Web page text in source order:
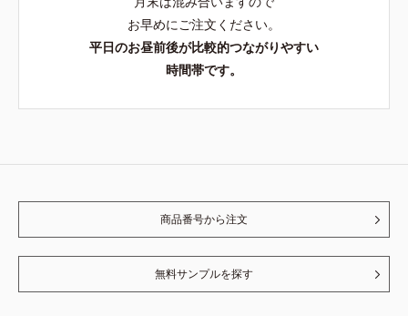
お早めにご注文ください。
平日のお昼前後が比較的つながりやすい
時間帯です。
商品番号から注文
無料サンプルを探す